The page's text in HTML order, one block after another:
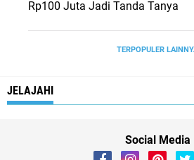
Rp100 Juta Jadi Tanda Tanya
TERPOPULER
JELAJAHI
Social Media